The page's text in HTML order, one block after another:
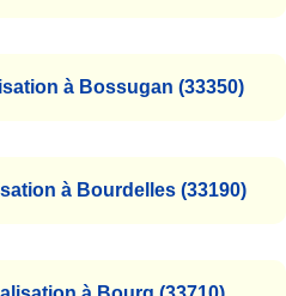
à Bossugan (33350)
à Bourdelles (33190)